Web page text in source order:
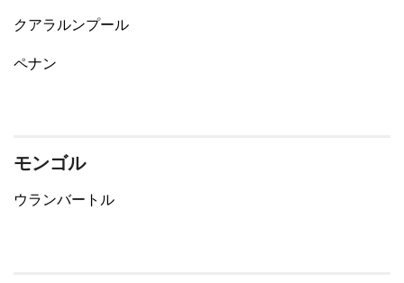
クアラルンプール
ペナン
モンゴル
ウランバートル